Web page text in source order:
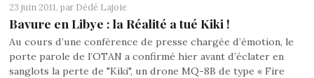
23 juin 2011, par Dédé Lajoie
Bavure en Libye : la Réalité a tué Kiki !
Au cours d’une conférence de presse chargée d’émotion, le
porte parole de l’OTAN a confirmé hier avant d’éclater en
sanglots la perte de "Kiki", un drone MQ-8B de type « Fire